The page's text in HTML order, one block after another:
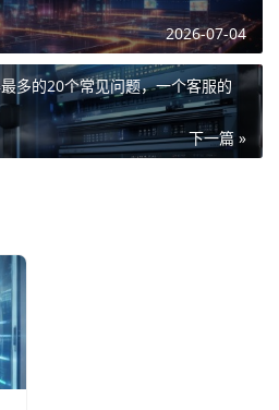
2026-07-04
多的20个常见问题，一个客服的
下一篇 »